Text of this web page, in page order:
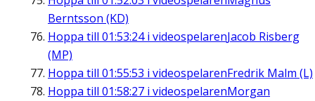
Berntsson (KD)
Hoppa till 01:53:24i videospelarenJacob Risberg
(MP)
Hoppa till 01:55:53 i videospelarenFredrik Malm (L)
Hoppa till 01:58:27 i videospelarenMorgan